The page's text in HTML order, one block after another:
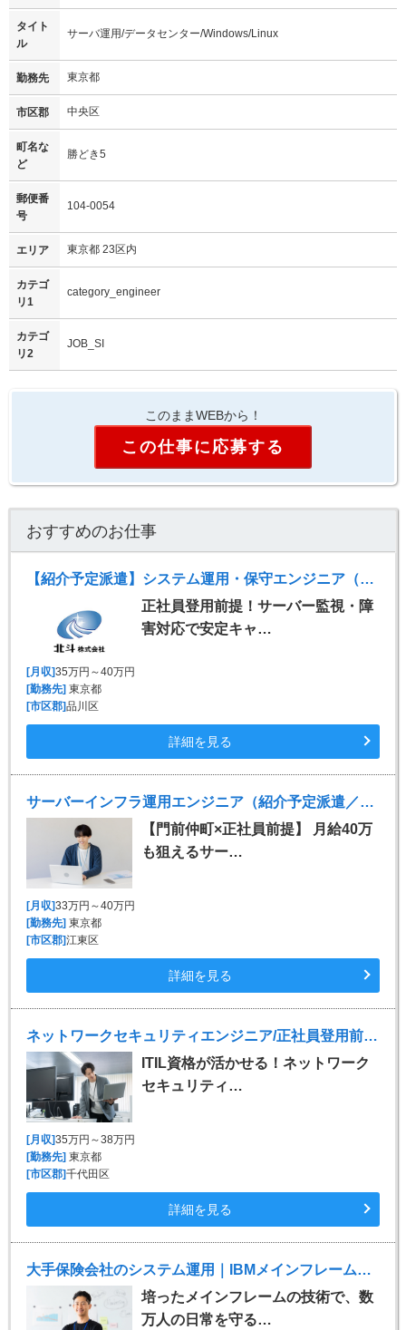
タイト
ル
サーバ運用/データセンター/Windows/Linux
勤務先 東京都
市区郡 中央区
町名な
ど
勝どき5
郵便番
号
104-0054
エリア 東京都 23区内
カテゴ
リ1
category_engineer
カテゴ
リ2
JOB_SI
このままWEBから！
この仕事に応募する
おすすめのお仕事
【紹介予定派遣】システム運用・保守エンジニア（サーバー監視・障害対応）
正社員登用前提！サーバー監視・障
害対応で安定キャ…
[月収]35万円～40万円
[勤務先] 東京都
[市区郡]品川区
詳細を見る
サーバーインフラ運用エンジニア（紹介予定派遣／月給最大40万円／実働150h
【門前仲町×正社員前提】 月給40万
も狙えるサー…
[月収]33万円～40万円
[勤務先] 東京都
[市区郡]江東区
詳細を見る
ネットワークセキュリティエンジニア/正社員登用前提の紹介予定派遣
ITIL資格が活かせる！ネットワーク
セキュリティ…
[月収]35万円～38万円
[勤務先] 東京都
[市区郡]千代田区
詳細を見る
大手保険会社のシステム運用｜IBMメインフレーム・A-AUTO・JP1｜月実働150h
培ったメインフレームの技術で、数
万人の日常を守る…